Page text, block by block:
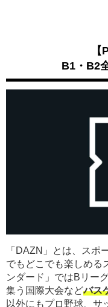
B1・B2
「DAZN」とは、スポ
でもどこでも楽しめる
ンダード」ではBリー
集う国際大会などバス
以外にもプロ野球、サ